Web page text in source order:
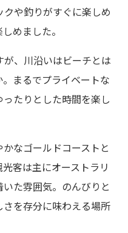
や釣りがすぐに楽しめ
めました。
、川沿いはビーチとは
まるでプライベートな
たりとした時間を楽し
なゴールドコーストと
客は主にオーストラリ
た雰囲気。のんびりと
を存分に味わえる場所